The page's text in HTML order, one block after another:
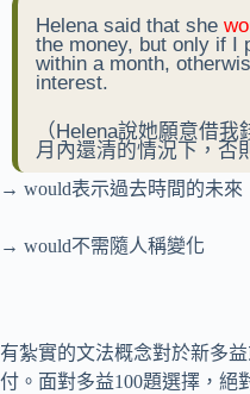
Helena said that she
the money, but only if I
within a month,
interest.
（Helena說她願意借
月內還清的情況下，否
→ would表示過去時間的未來
→ would不需隨人稱變化
有紮實的文法概念對於新多
付。面對多益100題選擇，絕